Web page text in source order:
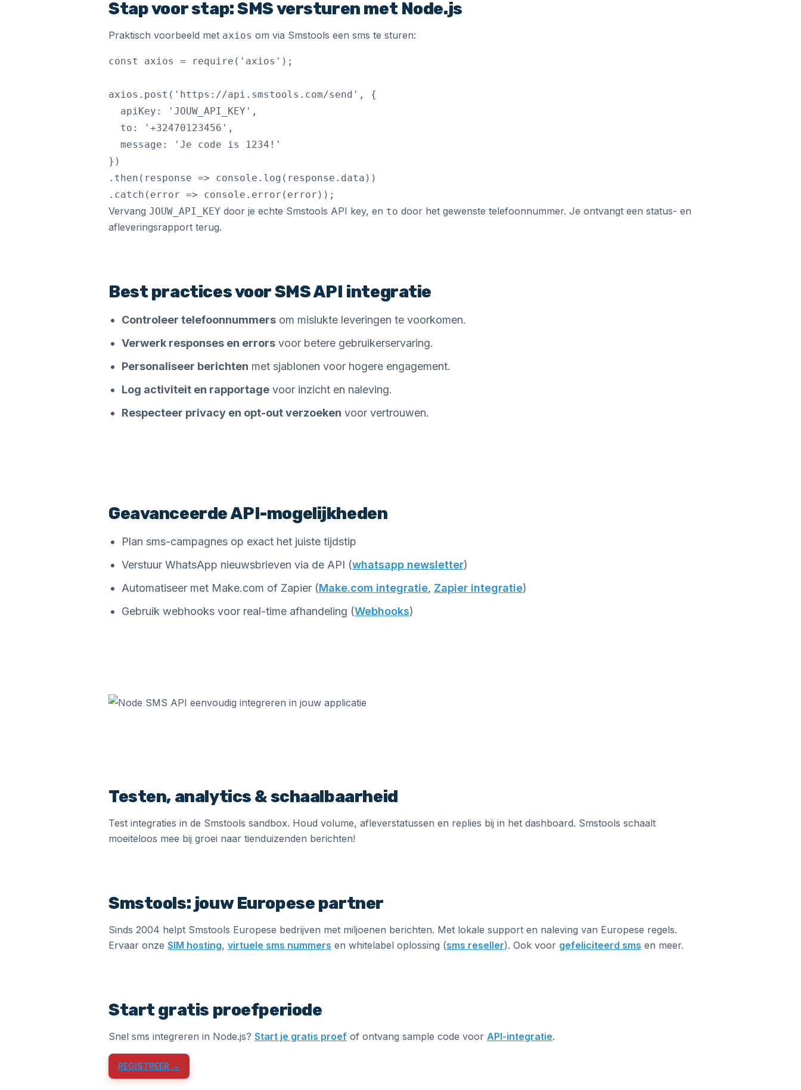
Stap voor stap: SMS versturen met Node.js
Praktisch voorbeeld met axios om via Smstools een sms te sturen:
const axios = require('axios');
axios.post('https://api.smstools.com/send', {
  apiKey: 'JOUW_API_KEY',
  to: '+32470123456',
  message: 'Je code is 1234!'
})
.then(response => console.log(response.data))
Vervang JOUW_API_KEY door je echte Smstools API key, en to door het gewenste telefoonnummer. Je ontvangt een status- en
afleveringsrapport terug.
Best practices voor SMS API integratie
Controleer telefoonnummers om mislukte leveringen te voorkomen.
Verwerk responses en errors voor betere gebruikerservaring.
Personaliseer berichten met sjablonen voor hogere engagement.
Log activiteit en rapportage voor inzicht en naleving.
Respecteer privacy en opt-out verzoeken voor vertrouwen.
Geavanceerde API-mogelijkheden
Plan sms-campagnes op exact het juiste tijdstip
Verstuur WhatsApp nieuwsbrieven via de API (whatsapp newsletter)
Automatiseer met Make.com of Zapier (Make.com integratie, Zapier integratie)
Gebruik webhooks voor real-time afhandeling (Webhooks)
Testen, analytics & schaalbaarheid
Test integraties in de Smstools sandbox. Houd volume, afleverstatussen en replies bij in het dashboard. Smstools schaalt
moeiteloos mee bij groei naar tienduizenden berichten!
Smstools: jouw Europese partner
Sinds 2004 helpt Smstools Europese bedrijven met miljoenen berichten. Met lokale support en naleving van Europese regels.
Ervaar onze SIM hosting, virtuele sms nummers en whitelabel oplossing (sms reseller). Ook voor gefeliciteerd sms en meer.
Start gratis proefperiode
Snel sms integreren in Node.js? Start je gratis proef of ontvang sample code voor API-integratie.
REGISTREER →